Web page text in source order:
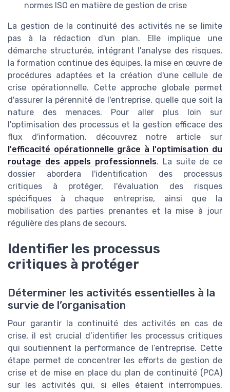
normes ISO en matière de gestion de crise
La gestion de la continuité des activités ne se limite
pas à la rédaction d'un plan. Elle implique une
démarche structurée, intégrant l'analyse des risques,
la formation continue des équipes, la mise en œuvre de
procédures adaptées et la création d'une cellule de
crise opérationnelle. Cette approche globale permet
d'assurer la pérennité de l'entreprise, quelle que soit la
nature des menaces. Pour aller plus loin sur
l'optimisation des processus et la gestion efficace des
flux d'information, découvrez notre article sur
l'efficacité opérationnelle grâce à l'optimisation du
routage des appels professionnels. La suite de ce
dossier abordera l'identification des processus
critiques à protéger, l'évaluation des risques
spécifiques à chaque entreprise, ainsi que la
mobilisation des parties prenantes et la mise à jour
régulière des plans de secours.
Identifier les processus
critiques à protéger
Déterminer les activités essentielles à la
survie de l’organisation
Pour garantir la continuité des activités en cas de
crise, il est crucial d’identifier les processus critiques
qui soutiennent la performance de l’entreprise. Cette
étape permet de concentrer les efforts de gestion de
crise et de mise en place du plan de continuité (PCA)
sur les activités qui, si elles étaient interrompues,